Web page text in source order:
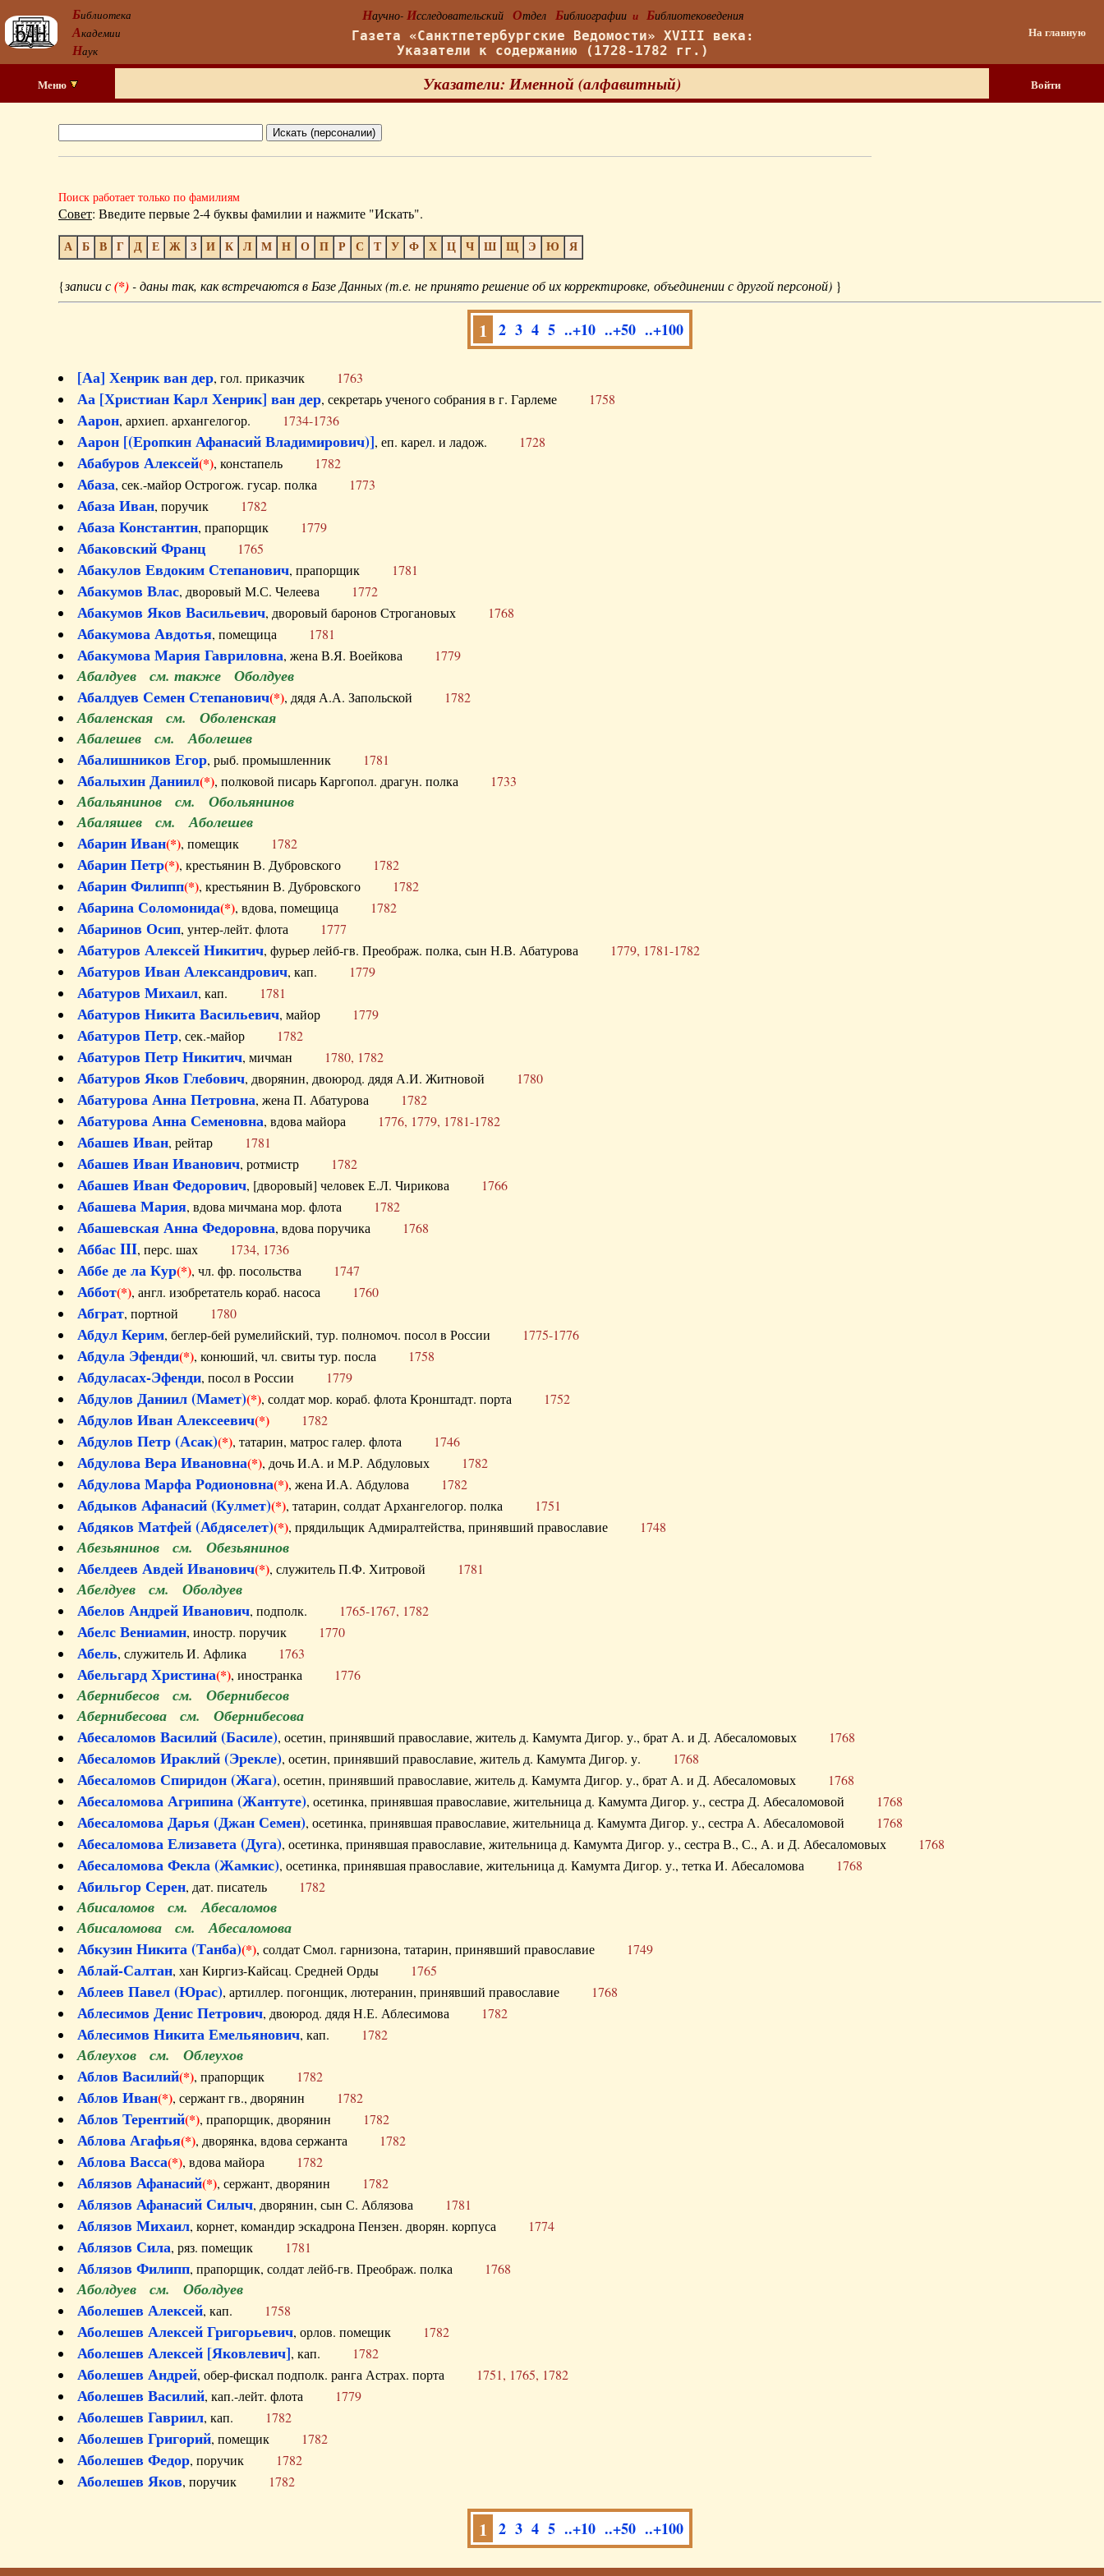
Библиотека
Академии
Наук
Научно- Исследовательский Отдел Библиографии и Библиотековедения
Газета «Санктпетербургские Ведомости» XVIII века:
Указатели к содержанию (1728-1782 гг.)
На главную
Меню Указатели: Именной (алфавитный) Войти
Поиск работает только по фамилиям
Совет: Введите первые 2-4 буквы фамилии и нажмите "Искать".
А Б В Г Д Е Ж З И К Л М Н О П Р С Т У Ф Х Ц Ч Ш Щ Э Ю Я
{записи с(*)- даны так, как встречаются в Базе Данных (т.е. не принято решение об их корректировке, объединении с другой персоной) }
1 2 3 4 5 ..+10 ..+50 ..+100
[Аа] Хенрик ван дер, гол. приказчик 1763
Аа [Христиан Карл Хенрик] ван дер, секретарь ученого собрания в г. Гарлеме 1758
Аарон, архиеп. архангелогор. 1734-1736
Аарон [(Еропкин Афанасий Владимирович)], еп. карел. и ладож. 1728
Абабуров Алексей(*), констапель 1782
Абаза, сек.-майор Острогож. гусар. полка 1773
Абаза Иван, поручик 1782
Абаза Константин, прапорщик 1779
Абаковский Франц 1765
Абакулов Евдоким Степанович, прапорщик 1781
Абакумов Влас, дворовый М.С. Челеева 1772
Абакумов Яков Васильевич, дворовый баронов Строгановых 1768
Абакумова Авдотья, помещица 1781
Абакумова Мария Гавриловна, жена В.Я. Воейкова 1779
Абалдуев см. также Оболдуев
Абалдуев Семен Степанович(*), дядя А.А. Запольской 1782
Абаленская см. Оболенская
Абалешев см. Аболешев
Абалишников Егор, рыб. промышленник 1781
Абалыхин Даниил(*), полковой писарь Каргопол. драгун. полка 1733
Абальянинов см. Обольянинов
Абаляшев см. Аболешев
Абарин Иван(*), помещик 1782
Абарин Петр(*), крестьянин В. Дубровского 1782
Абарин Филипп(*), крестьянин В. Дубровского 1782
Абарина Соломонида(*), вдова, помещица 1782
Абаринов Осип, унтер-лейт. флота 1777
Абатуров Алексей Никитич, фурьер лейб-гв. Преображ. полка, сын Н.В. Абатурова 1779, 1781-1782
Абатуров Иван Александрович, кап. 1779
Абатуров Михаил, кап. 1781
Абатуров Никита Васильевич, майор 1779
Абатуров Петр, сек.-майор 1782
Абатуров Петр Никитич, мичман 1780, 1782
Абатуров Яков Глебович, дворянин, двоюрод. дядя А.И. Житновой 1780
Абатурова Анна Петровна, жена П. Абатурова 1782
Абатурова Анна Семеновна, вдова майора 1776, 1779, 1781-1782
Абашев Иван, рейтар 1781
Абашев Иван Иванович, ротмистр 1782
Абашев Иван Федорович, [дворовый] человек Е.Л. Чирикова 1766
Абашева Мария, вдова мичмана мор. флота 1782
Абашевская Анна Федоровна, вдова поручика 1768
Аббас III, перс. шах 1734, 1736
Аббе де ла Кур(*), чл. фр. посольства 1747
Аббот(*), англ. изобретатель кораб. насоса 1760
Абграт, портной 1780
Абдул Керим, беглер-бей румелийский, тур. полномоч. посол в России 1775-1776
Абдула Эфенди(*), конюший, чл. свиты тур. посла 1758
Абдуласах-Эфенди, посол в России 1779
Абдулов Даниил (Мамет)(*), солдат мор. кораб. флота Кронштадт. порта 1752
Абдулов Иван Алексеевич(*) 1782
Абдулов Петр (Асак)(*), татарин, матрос галер. флота 1746
Абдулова Вера Ивановна(*), дочь И.А. и М.Р. Абдуловых 1782
Абдулова Марфа Родионовна(*), жена И.А. Абдулова 1782
Абдыков Афанасий (Кулмет)(*), татарин, солдат Архангелогор. полка 1751
Абдяков Матфей (Абдяселет)(*), прядильщик Адмиралтейства, принявший православие 1748
Абезьянинов см. Обезьянинов
Абелдеев Авдей Иванович(*), служитель П.Ф. Хитровой 1781
Абелдуев см. Оболдуев
Абелов Андрей Иванович, подполк. 1765-1767, 1782
Абелс Вениамин, иностр. поручик 1770
Абель, служитель И. Афлика 1763
Абельгард Христина(*), иностранка 1776
Абернибесов см. Обернибесов
Абернибесова см. Обернибесова
Абесаломов Василий (Басиле), осетин, принявший православие, житель д. Камумта Дигор. у., брат А. и Д. Абесаломовых 1768
Абесаломов Ираклий (Эрекле), осетин, принявший православие, житель д. Камумта Дигор. у. 1768
Абесаломов Спиридон (Жага), осетин, принявший православие, житель д. Камумта Дигор. у., брат А. и Д. Абесаломовых 1768
Абесаломова Агрипина (Жантуте), осетинка, принявшая православие, жительница д. Камумта Дигор. у., сестра Д. Абесаломовой 1768
Абесаломова Дарья (Джан Семен), осетинка, принявшая православие, жительница д. Камумта Дигор. у., сестра А. Абесаломовой 1768
Абесаломова Елизавета (Дуга), осетинка, принявшая православие, жительница д. Камумта Дигор. у., сестра В., С., А. и Д. Абесаломовых 1768
Абесаломова Фекла (Жамкис), осетинка, принявшая православие, жительница д. Камумта Дигор. у., тетка И. Абесаломова 1768
Абильгор Серен, дат. писатель 1782
Абисаломов см. Абесаломов
Абисаломова см. Абесаломова
Абкузин Никита (Танба)(*), солдат Смол. гарнизона, татарин, принявший православие 1749
Аблай-Салтан, хан Киргиз-Кайсац. Средней Орды 1765
Аблеев Павел (Юрас), артиллер. погонщик, лютеранин, принявший православие 1768
Аблесимов Денис Петрович, двоюрод. дядя Н.Е. Аблесимова 1782
Аблесимов Никита Емельянович, кап. 1782
Аблеухов см. Облеухов
Аблов Василий(*), прапорщик 1782
Аблов Иван(*), сержант гв., дворянин 1782
Аблов Терентий(*), прапорщик, дворянин 1782
Аблова Агафья(*), дворянка, вдова сержанта 1782
Аблова Васса(*), вдова майора 1782
Аблязов Афанасий(*), сержант, дворянин 1782
Аблязов Афанасий Силыч, дворянин, сын С. Аблязова 1781
Аблязов Михаил, корнет, командир эскадрона Пензен. дворян. корпуса 1774
Аблязов Сила, ряз. помещик 1781
Аблязов Филипп, прапорщик, солдат лейб-гв. Преображ. полка 1768
Аболдуев см. Оболдуев
Аболешев Алексей, кап. 1758
Аболешев Алексей Григорьевич, орлов. помещик 1782
Аболешев Алексей [Яковлевич], кап. 1782
Аболешев Андрей, обер-фискал подполк. ранга Астрах. порта 1751, 1765, 1782
Аболешев Василий, кап.-лейт. флота 1779
Аболешев Гавриил, кап. 1782
Аболешев Григорий, помещик 1782
Аболешев Федор, поручик 1782
Аболешев Яков, поручик 1782
1 2 3 4 5 ..+10 ..+50 ..+100